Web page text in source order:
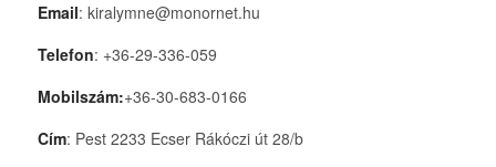
Email: kiralymne@monornet.hu
Telefon: +36-29-336-059
Mobilszám:+36-30-683-0166
Cím: Pest 2233 Ecser Rákóczi út 28/b